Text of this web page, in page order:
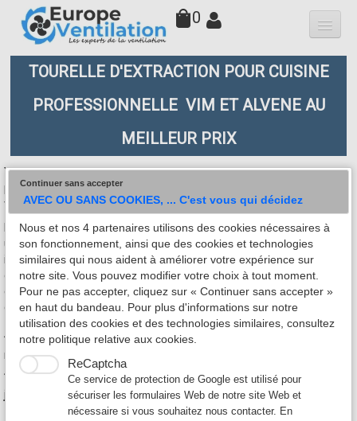
0
Qui sommes-nous
Hottes
Variateurs
Accessoires
Filtres
Faq
Contact
TOURELLE D'EXTRACTION POUR CUISINE
PROFESSIONNELLE VIM ET ALVENE AU
MEILLEUR PRIX
Vous cherchez une tourelle d'extraction pour cuisine
professionnelle pour votre restaurant au prix le plus bas, alors
vous êtes sur le bon site.
Les tourelles d’extraction pour cuisine professionnelle assurent
une ventilation performante et conforme aux normes de sécurité
incendie. Chezeuropeventilation.com, nous proposons une large
gamme de moteurs tourelles VIM TEDH et ALVENE EMMOS
certifiésF400/120, idéaux pour les hottes de restaurant,
collectivités et cuisines industrielles. Découvrez nos modèles de
1000 m3/h à 12000 m³/h, disponibles en versionmonophasé ou
triphasé , avec ou sans variateur de vitesse au meilleur prix du
marché.
Tous nos produits sont fabriqués en France et expédiés sous 3
jours par transporteur.
Continuer sans accepter
AVEC OU SANS COOKIES, ... C'est vous qui décidez
Nous et nos 4 partenaires utilisons des cookies nécessaires à
son fonctionnement, ainsi que des cookies et technologies
similaires qui nous aident à améliorer votre expérience sur
notre site. Vous pouvez modifier votre choix à tout moment.
Pour ne pas accepter, cliquez sur « Continuer sans accepter »
en haut du bandeau. Pour plus d'informations sur notre
utilisation des cookies et des technologies similaires, consultez
notre politique relative aux cookies.
ReCaptcha
Ce service de protection de Google est utilisé pour
sécuriser les formulaires Web de notre site Web et
nécessaire si vous souhaitez nous contacter. En